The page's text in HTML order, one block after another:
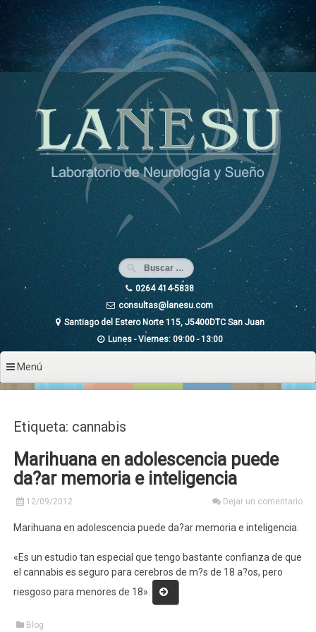
Ir
al
contenido
0264 414-5838
consultas@lanesu.com
Santiago del Estero Norte 115, J5400DTC San Juan
Lunes - Viernes: 09:00 - 13:00
Menú
Etiqueta: cannabis
Marihuana en adolescencia puede
da?ar memoria e inteligencia
12/09/2012 Dejar un comentario
Marihuana en adolescencia puede da?ar memoria e inteligencia.
«Es un estudio tan especial que tengo bastante confianza de que
el cannabis es seguro para cerebros de m?s de 18 a?os, pero
riesgoso para menores de 18».
«Marihuana
en
Blog